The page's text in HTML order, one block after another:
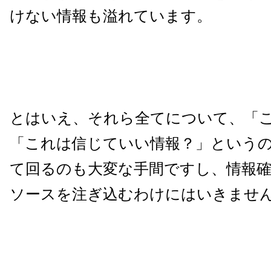
けない情報も溢れています。
とはいえ、それら全てについて、「
「これは信じていい情報？」という
て回るのも大変な手間ですし、情報
ソースを注ぎ込むわけにはいきませ